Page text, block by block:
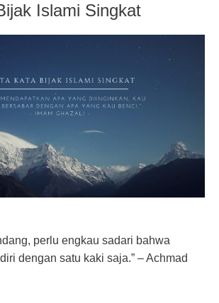
Islami Singkat
perlu engkau sadari bahwa
dengan satu kaki saja.” – Achmad